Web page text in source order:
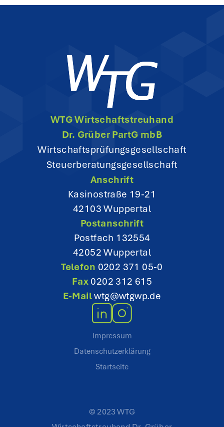
WTG Wirtschaftstreuhand
Dr. Grüber PartG mbB
Wirtschaftsprüfungsgesellschaft
Steuerberatungsgesellschaft
Anschrift
Kasinostraße 19-21
42103 Wuppertal
Postanschrift
Postfach 132554
42052 Wuppertal
Telefon 0202 371 05-0
Fax 0202 312 615
E-Mailwtg@wtgwp.de
Impressum
Datenschutzerklärung
Startseite
© 2023 WTG